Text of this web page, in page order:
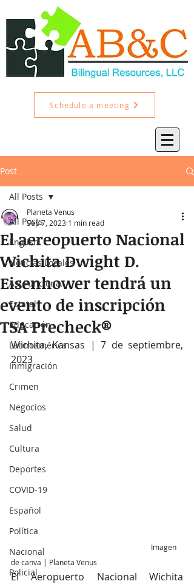
Schedule a meeting
Post
All Posts
English
Noticias Locales
Así Funciona...
Estatal
Educación
Latinoamérica
Inmigración
Crimen
Negocios
Salud
Cultura
Deportes
COVID-19
Español
Política
Nacional
Policial
All Posts
El aereopuerto Nacional
Wichita Dwight D.
Eisenhower tendrá un
evento de inscripción
TSA Precheck®
Planeta Venus
Sep 7, 2023 1 min read
Wichita, Kansas | 7 de septiembre,
2023
                                                                             Imagen
de canva | Planeta Venus
El Aeropuerto Nacional Wichita